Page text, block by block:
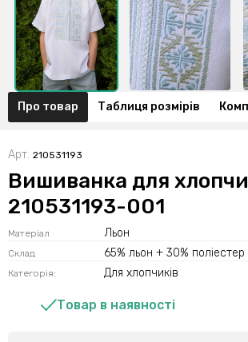
Про товар Таблиця розмірів
Арт. 210531193
Вишиванка для
210531193-001
Матеріал Льон
Склад 65% льон + 30%
Категорія: Для хлопчиків
Товар в наявності